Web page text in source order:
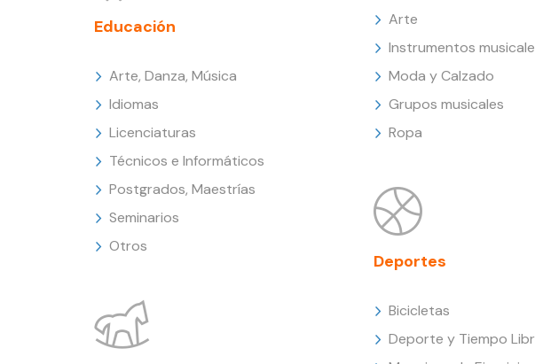
Educación
Arte, Danza, Música
Idiomas
Licenciaturas
Técnicos e Informáticos
Postgrados, Maestrías
Seminarios
Otros
Arte
Instrumentos
Moda y Calzado
Grupos musicales
Ropa
Deportes
Bicicletas
Deporte y Tiempo